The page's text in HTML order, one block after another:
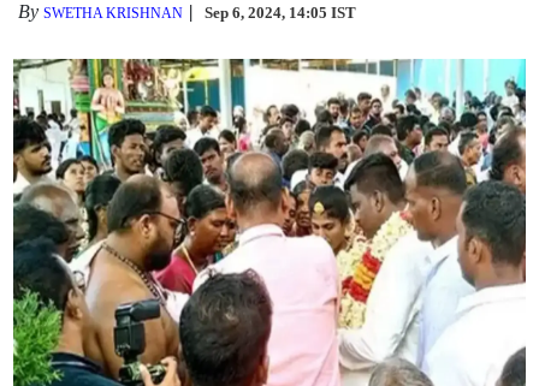
BySWETHA KRISHNAN Sep 6, 2024, 14:05 IST